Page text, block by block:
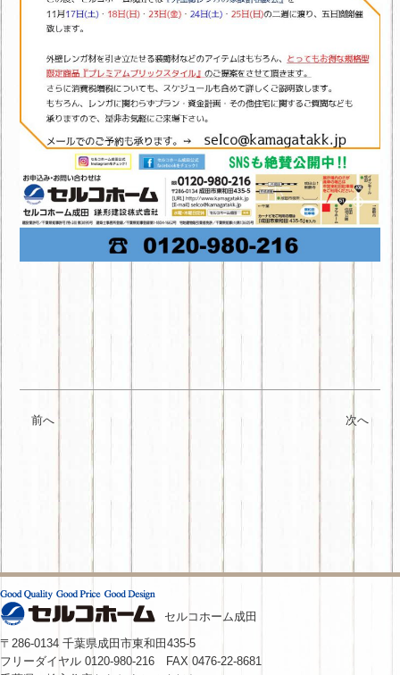
前へ 次へ
セルコホーム成田
〒286-0134 千葉県成田市東和田435-5
フリーダイヤル 0120-980-216 FAX 0476-22-8681